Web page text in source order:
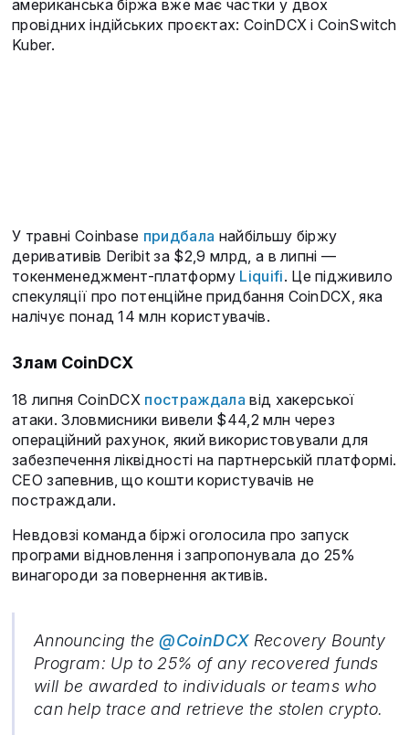
американська біржа вже має частки у двох
провідних індійських проєктах: CoinDCX і CoinSwitch
Kuber.
У травні Coinbase придбала найбільшу біржу
деривативів Deribit за $2,9 млрд, а в липні —
токенменеджмент-платформу Liquifi. Це підживило
спекуляції про потенційне придбання CoinDCX, яка
налічує понад 14 млн користувачів.
Злам CoinDCX
18 липня CoinDCX постраждала від хакерської
атаки. Зловмисники вивели $44,2 млн через
операційний рахунок, який використовували для
забезпечення ліквідності на партнерській платформі.
CEO запевнив, що кошти користувачів не
постраждали.
Невдовзі команда біржі оголосила про запуск
програми відновлення і запропонувала до 25%
винагороди за повернення активів.
Announcing the@CoinDCXRecovery Bounty
Program: Up to 25% of any recovered funds
will be awarded to individuals or teams who
can help trace and retrieve the stolen crypto.